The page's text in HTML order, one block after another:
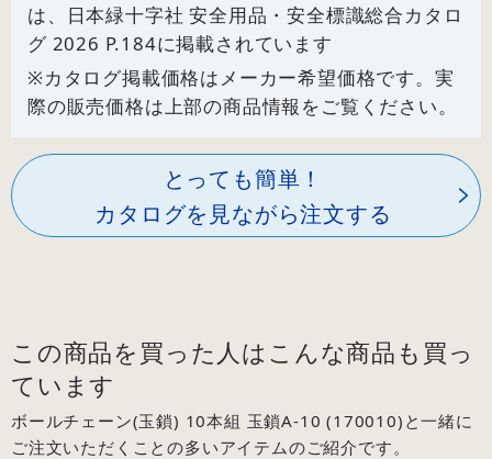
は、日本緑十字社 安全用品・安全標識総合カタロ
グ 2026 P.184に掲載されています
※カタログ掲載価格はメーカー希望価格です。実
際の販売価格は上部の商品情報をご覧ください。
とっても簡単！
カタログを見ながら注文する
この商品を買った人はこんな商品も買っ
ています
ボールチェーン(玉鎖) 10本組 玉鎖A-10 (170010)と一緒に
ご注文いただくことの多いアイテムのご紹介です。